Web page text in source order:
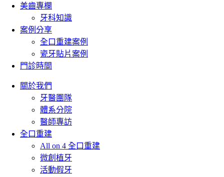
美齒專欄
牙科知識
案例分享
全口重建案例
瓷牙貼片案例
門診時間
關於我們
牙醫團隊
體系分院
醫師專訪
全口重建
All on 4 全口重建
微創植牙
活動假牙